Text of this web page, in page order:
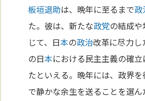
板垣退助は、晩年に至るまで政
た。彼は、新たな政党の結成
じて、日本の政治改革に尽力
の日本における民主主義の確
たといえる。晩年には、政界
で静かな余生を送ることを選